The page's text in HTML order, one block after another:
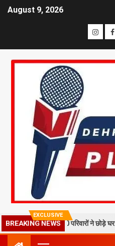
August 9, 2026
EXCLUSIVE
BREAKING NEWS
से दहशत, 10 परिवारों ने छोड़े घर